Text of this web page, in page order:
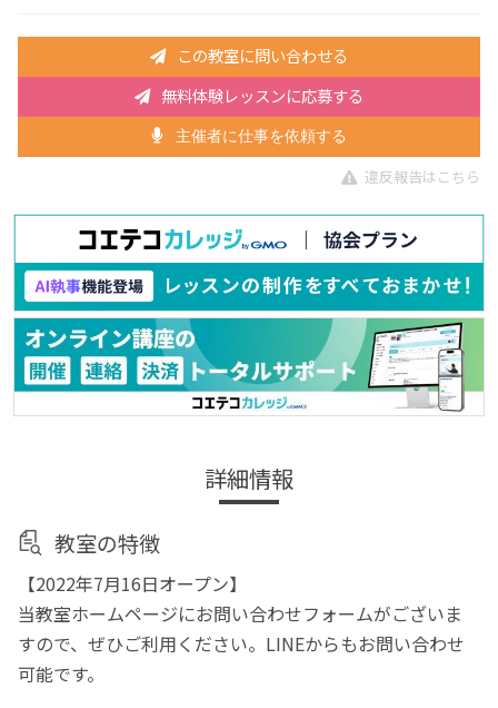
この教室に問い合わせる
無料体験レッスンに応募する
主催者に仕事を依頼する
違反報告はこちら
詳細情報
教室の特徴
【2022年7月16日オープン】
当教室ホームページにお問い合わせフォームがございま
すので、ぜひご利用ください。LINEからもお問い合わせ
可能です。